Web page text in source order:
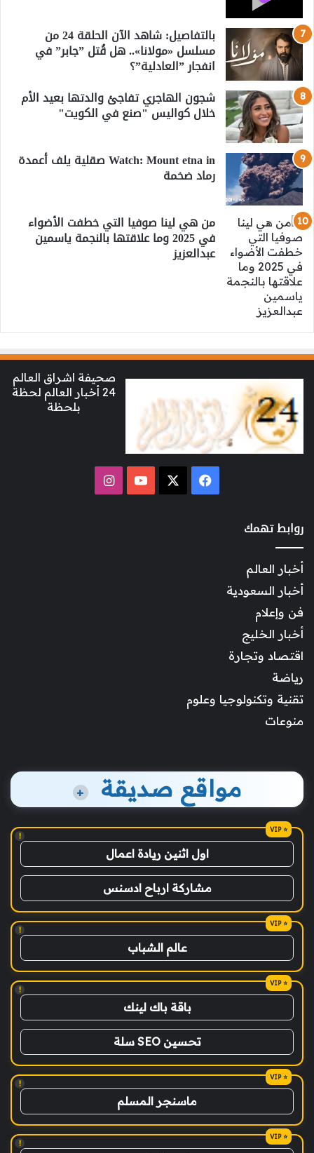
بالتفاصيل: شاهد الآن الحلقة 24 من
مسلسل «مولانا».. هل قُتل ”جابر” في
انفجار ”العادلية”؟
شجون الهاجري تفاجئ والدتها بعيد الأم
خلال كواليس "صنع في الكويت"
Watch: Mount etna in صقلية يلف أعمدة
رماد ضخمة
من هي لينا صوفيا التي خطفت الأضواء
في 2025 وما علاقتها بالنجمة ياسمين
عبدالعزيز
صحيفة اشراق العالم
24 أخبار العالم لحظة
بلحظة
فيسبوك ‫YouTubeانستقرام
روابط تهمك
أخبار العالم
أخبار السعودية
فن وإعلام
أخبار الخليج
اقتصاد وتجارة
رياضة
تقنية وتكنولوجيا وعلوم
منوعات
مواقع صديقة +
!
اول اثنين ريادة اعمال
مشاركة ارباح ادسنس
!
عالم الشباب
!
باقة باك لينك
تحسين SEO سلة
!
ماسنجر المسلم
!